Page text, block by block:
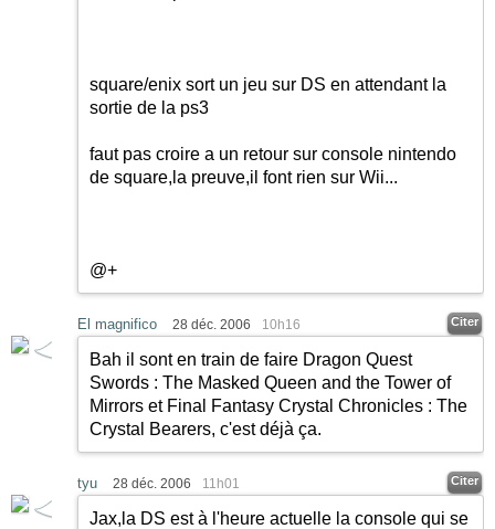
square/enix sort un jeu sur DS en attendant la
sortie de la ps3
faut pas croire a un retour sur console nintendo
de square,la preuve,il font rien sur Wii...
@+
El magnifico 28 déc. 2006 10h16 Citer
Bah il sont en train de faire Dragon Quest
Swords : The Masked Queen and the Tower of
Mirrors et Final Fantasy Crystal Chronicles : The
Crystal Bearers, c'est déjà ça.
tyu 28 déc. 2006 11h01 Citer
Jax,la DS est à l'heure actuelle la console qui se